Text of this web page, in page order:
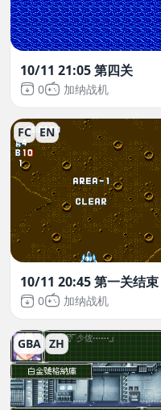
10/11 21:05 第四关
0 加纳战机
FC EN
10/11 20:45 第一关结束
0 加纳战机
GBA ZH